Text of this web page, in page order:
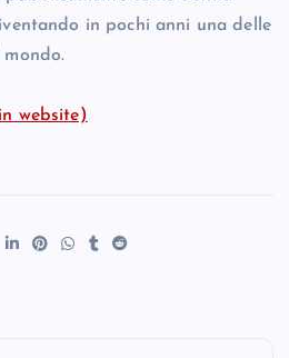
in pochi anni una delle
website)